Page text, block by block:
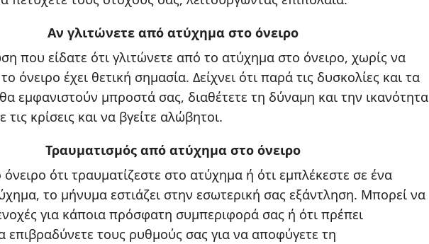
Αν γλιτώνετε από ατύχημα στο όνειρο
που είδατε ότι γλιτώνετε από το ατύχημα στο όνειρο, χωρίς να
όνειρο έχει θετική σημασία. Δείχνει ότι παρά τις δυσκολίες και τα
εμφανιστούν μπροστά σας, διαθέτετε τη δύναμη και την ικανότητα
τις κρίσεις και να βγείτε αλώβητοι.
Τραυματισμός από ατύχημα στο όνειρο
όνειρο ότι τραυματίζεστε στο ατύχημα ή ότι εμπλέκεστε σε ένα
το μήνυμα εστιάζει στην εσωτερική σας εξάντληση. Μπορεί να
για κάποια πρόσφατη συμπεριφορά σας ή ότι πρέπει
επιβραδύνετε τους ρυθμούς σας για να αποφύγετε τη